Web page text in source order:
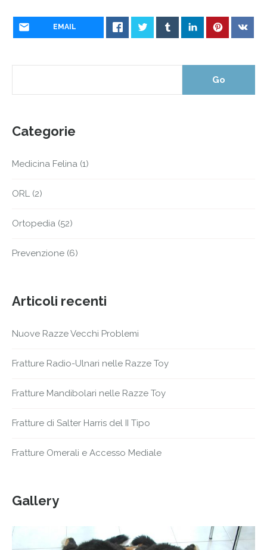
EMAIL
Categorie
Medicina Felina (1)
ORL (2)
Ortopedia (52)
Prevenzione (6)
Articoli recenti
Nuove Razze Vecchi Problemi
Fratture Radio-Ulnari nelle Razze Toy
Fratture Mandibolari nelle Razze Toy
Fratture di Salter Harris del II Tipo
Fratture Omerali e Accesso Mediale
Gallery